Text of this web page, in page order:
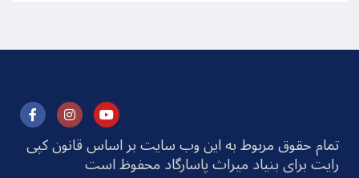
تمام حقوق مربوط به این وب سایت بر اساس قانون کپی
رایت برای بنیاد میراث پاسارگاد محفوظ است